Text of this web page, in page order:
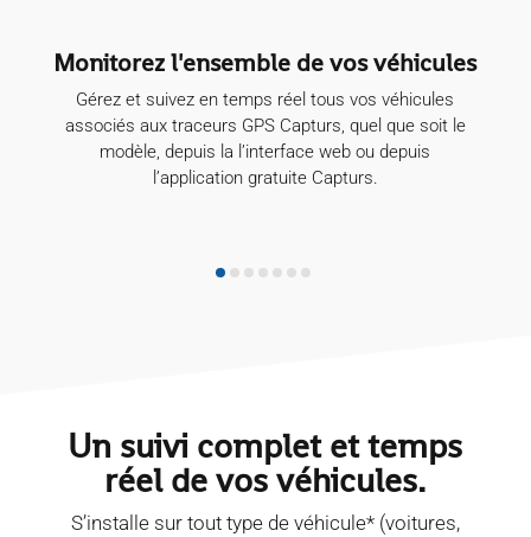
La position de votre flotte en temps
réel
Visionnez les informations de vos véhicules en temps
réel sur la carte ainsi que toutes les trajectoires et les
points d’arrêt associés. Retrouvez facilement le
Un suivi complet et temps
réel de vos véhicules.
S’installe sur tout type de véhicule* (voitures,